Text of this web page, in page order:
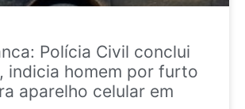
Polícia Civil conclui
indicia homem por furto
aparelho celular em